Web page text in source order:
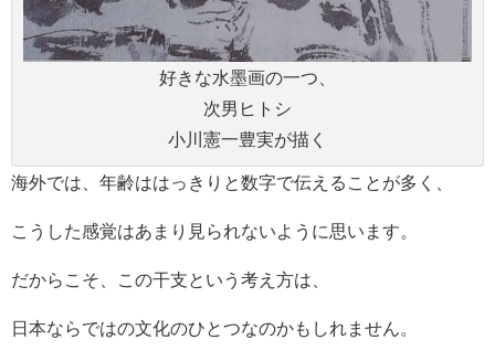
好きな水墨画の一つ、
次男ヒトシ
小川憲一豊実が描く
海外では、年齢ははっきりと数字で伝えることが多く、
こうした感覚はあまり見られないように思います。
だからこそ、この干支という考え方は、
日本ならではの文化のひとつなのかもしれません。